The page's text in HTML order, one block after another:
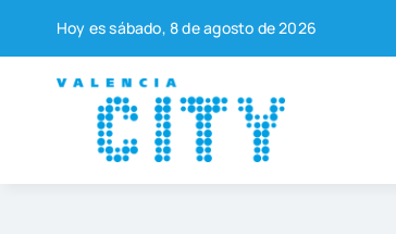
contenido
Hoy es sába­do, 8 de agos­to de 2026